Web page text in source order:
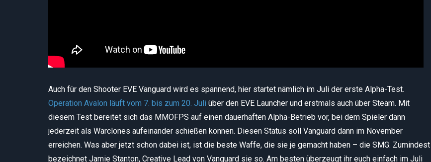
Auch für den Shooter EVE Vanguard wird es spannend, hier startet nämlich im Juli der erste Alpha-Test.
Operation Avalon läuft vom 7. bis zum 20. Juli über den EVE Launcher und erstmals auch über Steam. Mit
diesem Test bereitet sich das MMOFPS auf einen dauerhaften Alpha-Betrieb vor, bei dem Spieler dann
jederzeit als Warclones aufeinander schießen können. Diesen Status soll Vanguard dann im November
erreichen. Was aber jetzt schon dabei ist, ist die beste Waffe, die sie je gemacht haben – die SMG. Zumindest
bezeichnet Jamie Stanton, Creative Lead von Vanguard sie so. Am besten überzeugt ihr euch einfach im Juli